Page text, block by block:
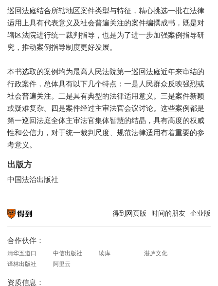
巡回法庭结合所辖地区案件类型与特征，精心挑选一批在法律
适用上具有代表意义及社会普遍关注的案件编撰成书，既是对
辖区法院进行统一裁判指导，也是为了进一步加强案例指导研
究，推动案例指导制度更好发展。
本书选取的案例均为最高人民法院第一巡回法庭近年来审结的
行政案件，总体具有以下几个特点：一是人民群众反映强烈或
社会普遍关注。二是具有典型的法律适用意义。三是案件新颖
或疑难复杂。四是案件经过主审法官会议讨论。这些案例都是
第一巡回法庭全体主审法官集体智慧的结晶，具有高度的权威
性和公信力，对于统一裁判尺度、规范法律适用有着重要的参
考意义。
出版方
中国法治出版社
得到网页版 时间的朋友 企业版
合作伙伴：
清华五道口 中信出版社 读库
湛庐文化
译林出版社
阿里云
资质信息：